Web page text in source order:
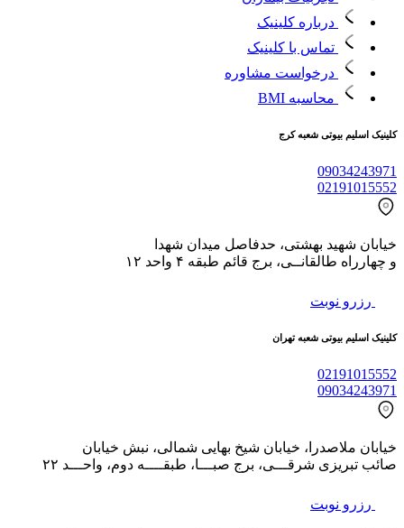
درباره کلینیک
تماس با کلینیک
درخواست مشاوره
محاسبه BMI
کلینیک اسلیم بیوتی شعبه کرج
09034243971
02191015552
خیابان شهید بهشتی، حدفاصل میدان شهدا
و چهارراه طالقانــی، برج قائم طبقه ۴ واحد ۱۲
رزرو نوبت
کلینیک اسلیم بیوتی شعبه تهران
02191015552
09034243971
خیابان ملاصدرا، خیابان شیخ بهایی شمالی، نبش خیابان
صائب تبریزی شرقـــی، برج صبـــا، طبقــــه دوم، واحـــد ۲۲
رزرو نوبت